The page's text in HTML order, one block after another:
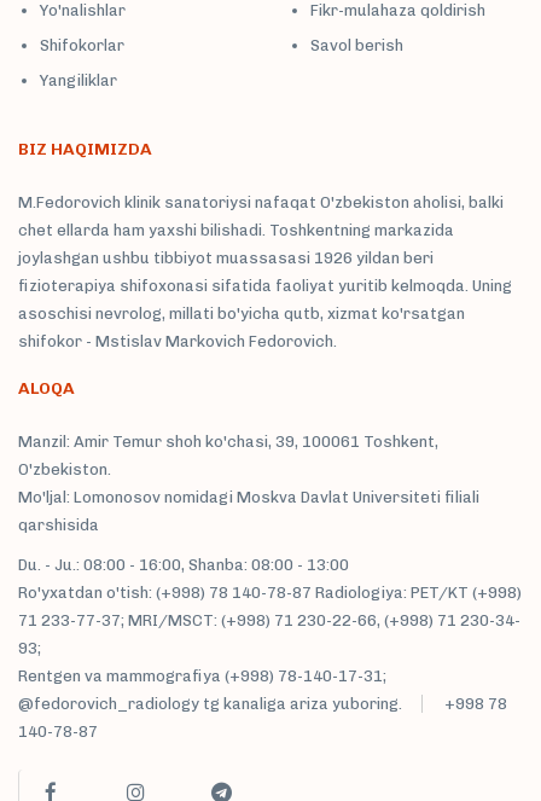
Yo'nalishlar
Shifokorlar
Yangiliklar
Fikr-mulahaza qoldirish
Savol berish
BIZ HAQIMIZDA
M.Fedorovich klinik sanatoriysi nafaqat O'zbekiston aholisi, balki
chet ellarda ham yaxshi bilishadi. Toshkentning markazida
joylashgan ushbu tibbiyot muassasasi 1926 yildan beri
fizioterapiya shifoxonasi sifatida faoliyat yuritib kelmoqda. Uning
asoschisi nevrolog, millati bo'yicha qutb, xizmat ko'rsatgan
shifokor - Mstislav Markovich Fedorovich.
ALOQA
Manzil: Amir Temur shoh ko'chasi, 39, 100061 Toshkent,
O'zbekiston.
Mo'ljal: Lomonosov nomidagi Moskva Davlat Universiteti filiali
qarshisida
Du. - Ju.: 08:00 - 16:00, Shanba: 08:00 - 13:00
Ro'yxatdan o'tish: (+998) 78 140-78-87 Radiologiya: PET/KT (+998)
71 233-77-37; MRI/MSCT: (+998) 71 230-22-66, (+998) 71 230-34-
93;
Rentgen va mammografiya (+998) 78-140-17-31;
@fedorovich_radiology tg kanaliga ariza yuboring.
+998 78
140-78-87